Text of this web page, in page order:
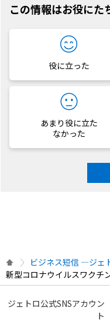
この情報はお役にた
役に立った
あまり役に立た
なかった
ビジネス短信 ―ジェ
新型コロナウイルスワクチ
ジェトロ公式SNSアカウン
ト